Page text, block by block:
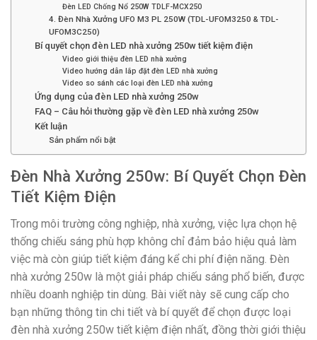
Đèn LED Chống Nổ 250W TDLF-MCX250
4. Đèn Nhà Xưởng UFO M3 PL 250W (TDL-UFOM3250 & TDL-
UFOM3C250)
Bí quyết chọn đèn LED nhà xưởng 250w tiết kiệm điện
Video giới thiệu đèn LED nhà xưởng
Video hướng dẫn lắp đặt đèn LED nhà xưởng
Video so sánh các loại đèn LED nhà xưởng
Ứng dụng của đèn LED nhà xưởng 250w
FAQ – Câu hỏi thường gặp về đèn LED nhà xưởng 250w
Kết luận
Sản phẩm nổi bật
Đèn Nhà Xưởng 250w: Bí Quyết Chọn Đèn
Tiết Kiệm Điện
Trong môi trường công nghiệp, nhà xưởng, việc lựa chọn hệ
thống chiếu sáng phù hợp không chỉ đảm bảo hiệu quả làm
việc mà còn giúp tiết kiệm đáng kể chi phí điện năng. Đèn
nhà xưởng 250w là một giải pháp chiếu sáng phổ biến, được
nhiều doanh nghiệp tin dùng. Bài viết này sẽ cung cấp cho
bạn những thông tin chi tiết và bí quyết để chọn được loại
đèn nhà xưởng 250w tiết kiệm điện nhất, đồng thời giới thiệu